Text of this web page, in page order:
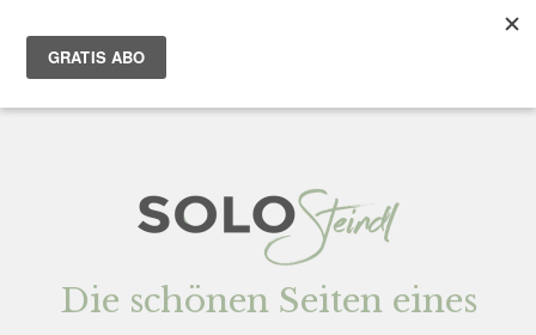
Team AGENTUR
Die schönen Seiten eines